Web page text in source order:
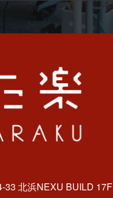
33 北浜NEXU BUILD 17F